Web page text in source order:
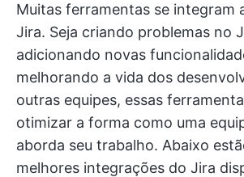
Muitas ferramentas se integram
Jira. Seja criando problemas no
adicionando novas
melhorando a vida dos
outras equipes, essas
otimizar a forma como uma
aborda seu trabalho. Abaixo
melhores integrações do Jira